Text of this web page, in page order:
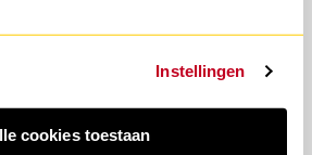
Instellingen
cookies toestaan
en verzekering.
je een boete. Zorg er dus
en voorkom risico’s.